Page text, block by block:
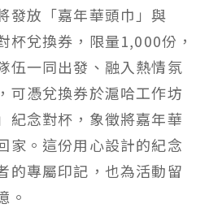
發放「嘉年華頭巾」與
杯兌換券，限量1,000份，
伍一同出發、融入熱情氛
可憑兌換券於滬哈工作坊
紀念對杯，象徵將嘉年華
家。這份用心設計的紀念
的專屬印記，也為活動留
。